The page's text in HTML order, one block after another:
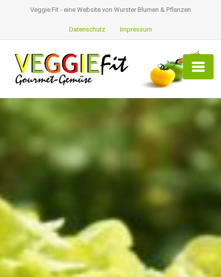
Veggie Fit - eine Website von Wurster Blumen & Pflanzen
Datenschutz Impressum